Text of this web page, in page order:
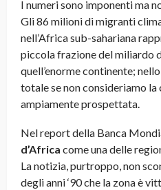
I numeri sono imponenti ma
Gli 86 milioni di migranti
nell’Africa sub-sahariana
piccola frazione del miliardo
quell’enorme continente;
totale se non consideriamo
ampiamente prospettata.
Nel report della Banca
d’Africa come una delle
La notizia, purtroppo, non
degli anni ‘90 che la zona è